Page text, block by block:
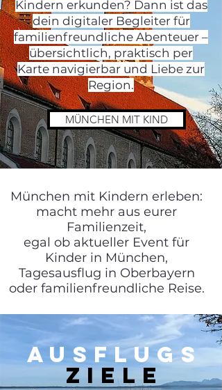
Kindern erkunden? Dann ist das
dein digitaler Begleiter für
familienfreundliche Abenteuer –
übersichtlich, praktisch per
Karte navigierbar und Liebe zur
Region.
MÜNCHEN MIT KIND
München mit Kindern erleben:
macht mehr aus eurer
Familienzeit,
egal ob aktueller Event für
Kinder in München,
Tagesausflug in Oberbayern
oder familienfreundliche Reise.
AUSFLUGS
ZIELE